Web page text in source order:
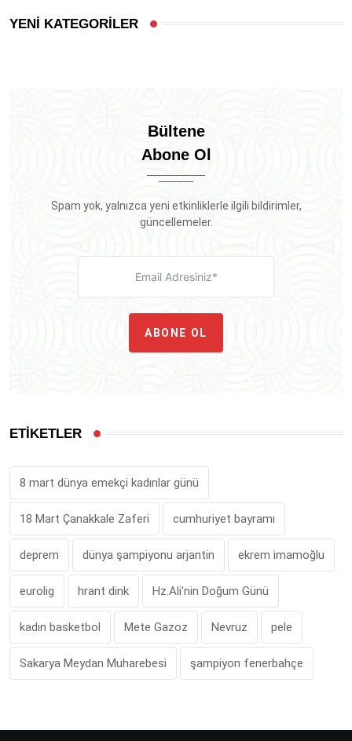
YENİ KATEGORİLER
Bültene
Abone Ol
Spam yok, yalnızca yeni etkinliklerle ilgili bildirimler,
güncellemeler.
ABONE OL
ETİKETLER
8 mart dünya emekçi kadınlar günü
18 Mart Çanakkale Zaferi cumhuriyet bayramı
deprem dünya şampiyonu arjantin ekrem imamoğlu
eurolig hrant dink Hz.Ali'nin Doğum Günü
kadın basketbol Mete Gazoz Nevruz pele
Sakarya Meydan Muharebesi şampiyon fenerbahçe